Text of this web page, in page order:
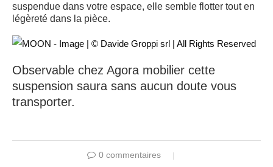
suspendue dans votre espace, elle semble flotter tout en
légèreté dans la pièce.
Observable chez Agora mobilier cette
suspension saura sans aucun doute vous
transporter.
0 commentaires